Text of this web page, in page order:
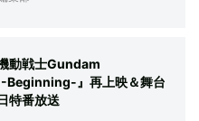
動戦士Gundam
Beginning-』再上映＆舞台
特番放送